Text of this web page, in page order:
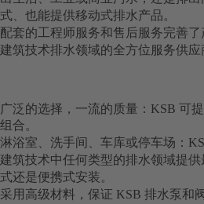
式、也能提供移动式排水产品。
配套的工程师服务和售后服务完善
建筑技术排水领域的全方位服务供应
广泛的选择，一流的质量：KSB 可
组合。
淋浴室、洗手间、车库或停车场：
建筑技术中任何类型的排水领域提
式还是便携式安装。
采用高级材料，保证 KSB 排水泵和